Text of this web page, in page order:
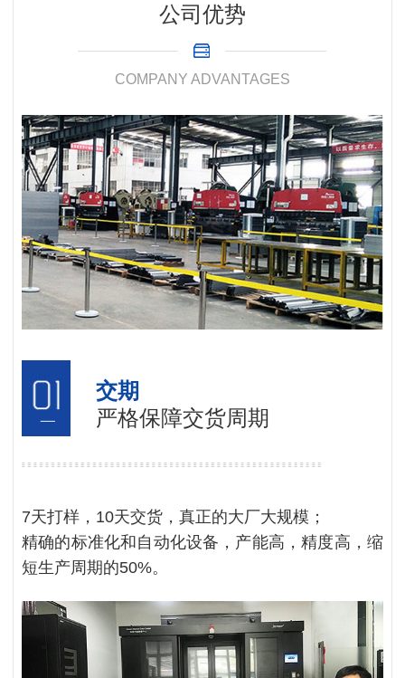
公司优势
COMPANY ADVANTAGES
交期
严格保障交货周期
7天打样，10天交货，真正的大厂大规模；
精确的标准化和自动化设备，产能高，精度高，缩
短生产周期的50%。